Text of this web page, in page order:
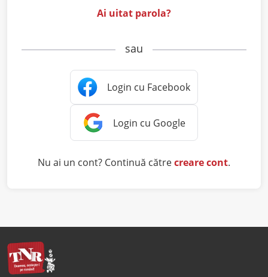
Ai uitat parola?
sau
Nu ai un cont? Continuă cătrecreare cont.